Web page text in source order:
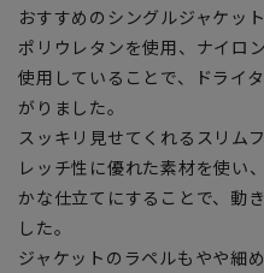
おすすめのシングルジャケッ
ポリウレタンを使用、ナイロ
使用していることで、ドライ
がりました。
スッキリ見せてくれるスリム
レッチ性に優れた素材を使い
かな仕立てにすることで、動
した。
ジャケットのラペルもやや細